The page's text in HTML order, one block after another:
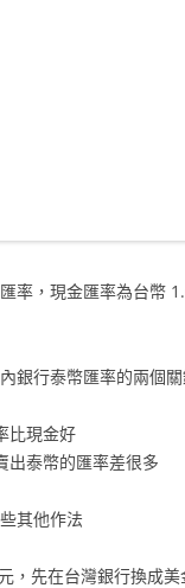
率，現金匯率為台幣
銀行泰幣匯率的兩個關
比現金好
出泰幣的匯率差很多
其他作法
，先在台灣銀行換成